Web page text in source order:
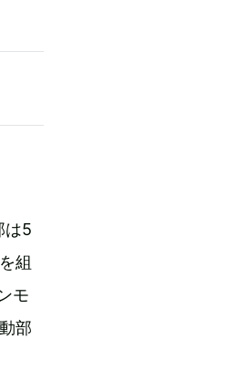
は5
組
モ
部